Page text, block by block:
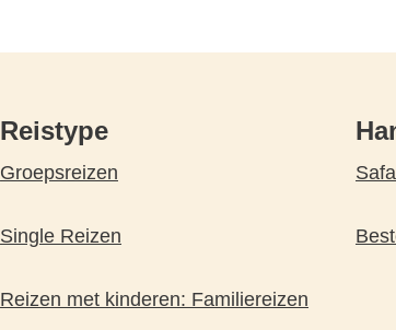
Reistype
Groepsreizen
Single Reizen
Reizen met kinderen: Familiereizen